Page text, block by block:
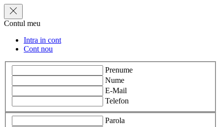
Contul meu
Intra in cont
Cont nou
Prenume
Nume
E-Mail
Telefon
Parola